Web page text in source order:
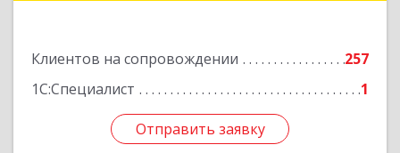
Клиентов на сопровождении
257
1С:Специалист
1
Отправить заявку
Подробнее
Отправить заявку